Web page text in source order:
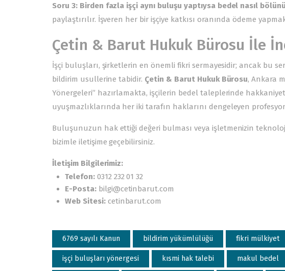
Soru 3: Birden fazla işçi aynı buluşu yaptıysa bedel nasıl
paylaştırılır. İşveren her bir işçiye katkısı oranında ödeme
Çetin & Barut Hukuk Bürosu İle
İşçi buluşları, şirketlerin en önemli fikri sermayesidir; ancak bu
bildirim usullerine tabidir. Çetin & Barut Hukuk Bürosu, Ankara
Yönergeleri” hazırlamakta, işçilerin bedel taleplerinde
uyuşmazlıklarında her iki tarafın haklarını dengeleyen
Buluşunuzun hak ettiği değeri bulması veya işletmenizin
bizimle iletişime geçebilirsiniz.
İletişim Bilgilerimiz:
Telefon: 0312 232 01 32
E-Posta: bilgi@cetinbarut.com
Web Sitesi: cetinbarut.com
6769 sayılı Kanun bildirim yükümlülüğü fikri mülkiyet
işçi buluşları yönergesi kısmi hak talebi makul bedel